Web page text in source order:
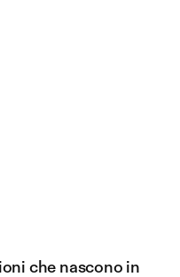
che nascono in